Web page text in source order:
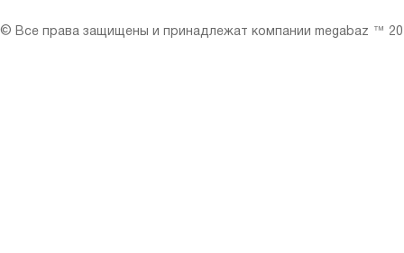
© Все права защищены и принадлежат компании megabaz ™